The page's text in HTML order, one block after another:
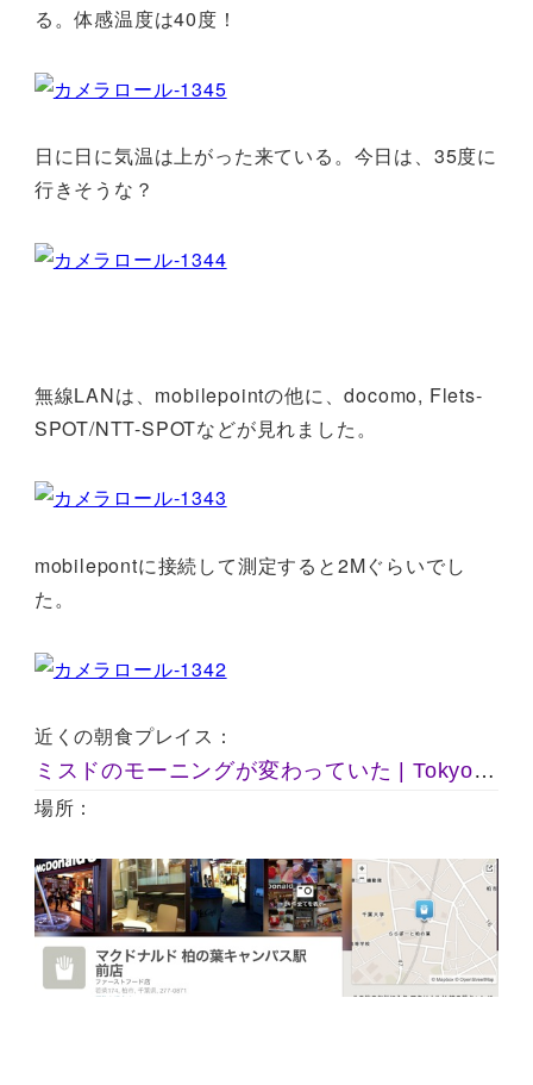
る。体感温度は40度！
日に日に気温は上がった来ている。今日は、35度に
行きそうな？
無線LANは、mobilepointの他に、docomo, Flets-
SPOT/NTT-SPOTなどが見れました。
mobilepontに接続して測定すると2Mぐらいでし
た。
近くの朝食プレイス：
ミスドのモーニングが変わっていた | Tokyo Sonata
場所：